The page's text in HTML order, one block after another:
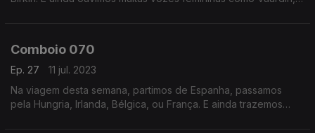
Comboio 070
Ep. 27
11 jul. 2023
Na viagem desta semana, partimos de Espanha, passamos
pela Hungria, Irlanda, Bélgica, ou França. E ainda trazemos